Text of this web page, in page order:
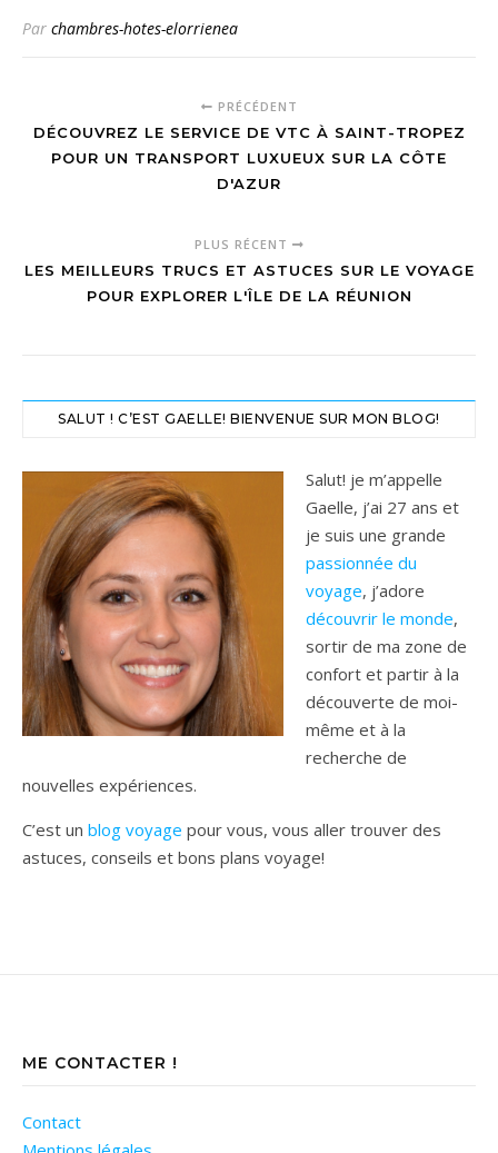
les grandes
sur les heures
Par chambres-hotes-elorrienea
PRÉCÉDENT
DÉCOUVREZ LE SERVICE DE VTC À SAINT-TROPEZ
POUR UN TRANSPORT LUXUEUX SUR LA CÔTE
D'AZUR
PLUS RÉCENT
LES MEILLEURS TRUCS ET ASTUCES SUR LE VOYAGE
POUR EXPLORER L'ÎLE DE LA RÉUNION
SALUT ! C’EST GAELLE! BIENVENUE SUR MON BLOG!
Salut! je m’appelle
Gaelle, j’ai 27 ans et
je suis une grande
passionnée du
voyage, j’adore
découvrir le monde,
sortir de ma zone de
confort et partir à la
découverte de moi-
même et à la
recherche de
nouvelles expériences.
C’est un blog voyage pour vous, vous aller trouver des
astuces, conseils et bons plans voyage!
ME CONTACTER !
Contact